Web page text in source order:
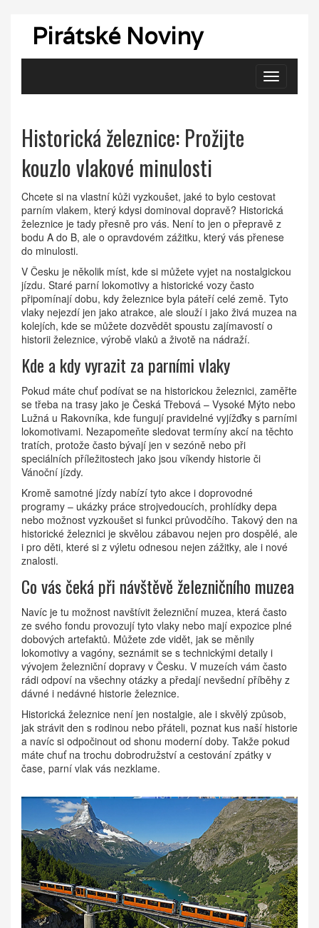
Pirátské Noviny
Zobrazit
navigaci
Historická železnice: Prožijte
kouzlo vlakové minulosti
Chcete si na vlastní kůži vyzkoušet, jaké to bylo cestovat
parním vlakem, který kdysi dominoval dopravě? Historická
železnice je tady přesně pro vás. Není to jen o přepravě z
bodu A do B, ale o opravdovém zážitku, který vás přenese
do minulosti.
V Česku je několik míst, kde si můžete vyjet na nostalgickou
jízdu. Staré parní lokomotivy a historické vozy často
připomínají dobu, kdy železnice byla páteří celé země. Tyto
vlaky nejezdí jen jako atrakce, ale slouží i jako živá muzea na
kolejích, kde se můžete dozvědět spoustu zajímavostí o
historii železnice, výrobě vlaků a životě na nádraží.
Kde a kdy vyrazit za parními vlaky
Pokud máte chuť podívat se na historickou železnici, zaměřte
se třeba na trasy jako je Česká Třebová – Vysoké Mýto nebo
Lužná u Rakovníka, kde fungují pravidelné vyjížďky s parními
lokomotivami. Nezapomeňte sledovat termíny akcí na těchto
tratích, protože často bývají jen v sezóně nebo při
speciálních příležitostech jako jsou víkendy historie či
Vánoční jízdy.
Kromě samotné jízdy nabízí tyto akce i doprovodné
programy – ukázky práce strojvedoucích, prohlídky depa
nebo možnost vyzkoušet si funkci průvodčího. Takový den na
historické železnici je skvělou zábavou nejen pro dospělé, ale
i pro děti, které si z výletu odnesou nejen zážitky, ale i nové
znalosti.
Co vás čeká při návštěvě železničního muzea
Navíc je tu možnost navštívit železniční muzea, která často
ze svého fondu provozují tyto vlaky nebo mají expozice plné
dobových artefaktů. Můžete zde vidět, jak se měnily
lokomotivy a vagóny, seznámit se s technickými detaily i
vývojem železniční dopravy v Česku. V muzeích vám často
rádi odpoví na všechny otázky a předají nevšední příběhy z
dávné i nedávné historie železnice.
Historická železnice není jen nostalgie, ale i skvělý způsob,
jak strávit den s rodinou nebo přáteli, poznat kus naší historie
a navíc si odpočinout od shonu moderní doby. Takže pokud
máte chuť na trochu dobrodružství a cestování zpátky v
čase, parní vlak vás nezklame.